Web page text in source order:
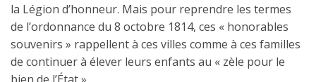
la Légion d’honneur. Mais pour reprendre les termes
de l’ordonnance du 8 octobre 1814, ces « honorables
souvenirs » rappellent à ces villes comme à ces familles
de continuer à élever leurs enfants au « zèle pour le